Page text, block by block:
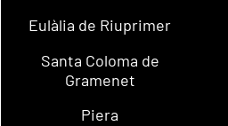
Eulàlia de Riuprimer
Santa Coloma de
Gramenet
Piera